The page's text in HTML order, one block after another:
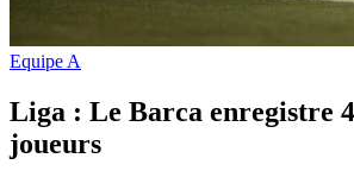
Equipe A
Liga : Le Barca enregistre
joueurs